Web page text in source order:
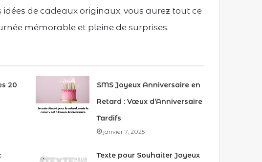
de cadeaux originaux, vous aurez tout ce
mémorable et pleine de surprises.
20
SMS Joyeux Anniversaire en
Retard : Vœux d’Anniversaire
Tardifs
janvier 7, 2025
Texte pour Souhaiter Joyeux